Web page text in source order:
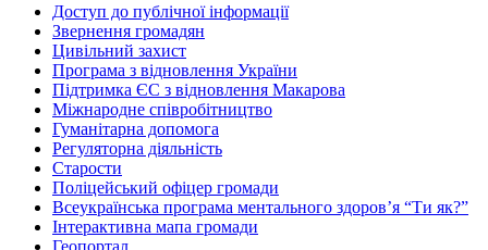
Доступ до публічної інформації
Звернення громадян
Цивільний захист
Програма з відновлення України
Підтримка ЄС з відновлення Макарова
Міжнародне співробітництво
Гуманітарна допомога
Регуляторна діяльність
Старости
Поліцейський офіцер громади
Всеукраїнська програма ментального здоров’я “Ти як?”
Інтерактивна мапа громади
Геопортал